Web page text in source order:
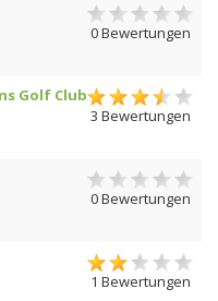
0 Bewertungen
Golf Club
3 Bewertungen
0 Bewertungen
1 Bewertungen